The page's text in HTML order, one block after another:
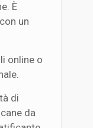
È
un
online o
di
da